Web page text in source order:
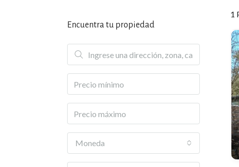
1
Encuentra tu propiedad
Moneda